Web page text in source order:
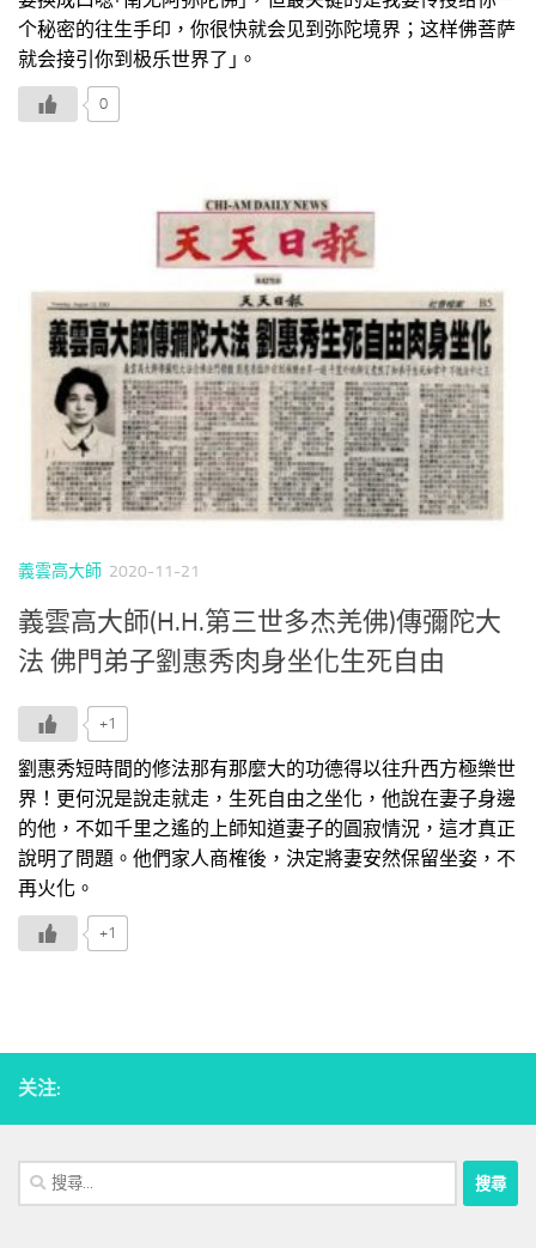
个秘密的往生手印，你很快就会见到弥陀境界；这样佛菩萨
就会接引你到极乐世界了｣。
0
義雲高大師 2020-11-21
義雲高大師(H.H.第三世多杰羌佛)傳彌陀大
法 佛門弟子劉惠秀肉身坐化生死自由
+1
劉惠秀短時間的修法那有那麼大的功德得以往升西方極樂世
界！更何況是說走就走，生死自由之坐化，他說在妻子身邊
的他，不如千里之遙的上師知道妻子的圓寂情況，這才真正
說明了問題。他們家人商榷後，決定將妻安然保留坐姿，不
再火化。
+1
关注:
搜
尋